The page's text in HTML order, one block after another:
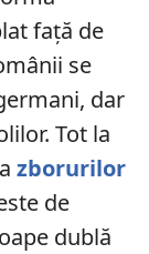
faţă de
se
dar
Tot la
zborurilor
de
dublă